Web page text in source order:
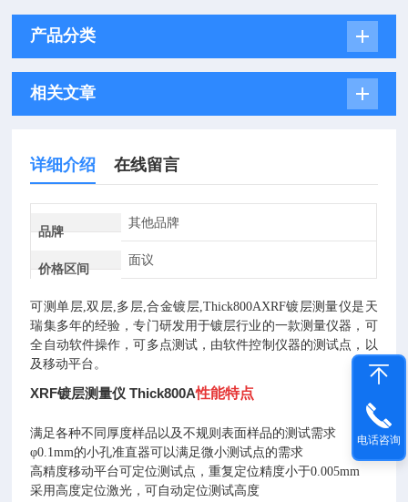
产品分类
相关文章
详细介绍 在线留言
品牌
其他品牌
价格区间
面议
可测单层,双层,多层,合金镀层,Thick800AXRF镀层测量仪是天
瑞集多年的经验，专门研发用于镀层行业的一款测量仪器，可
全自动软件操作，可多点测试，由软件控制仪器的测试点，以
及移动平台。
XRF镀层测量仪 Thick800A性能特点
满足各种不同厚度样品以及不规则表面样品的测试需求
φ0.1mm的小孔准直器可以满足微小测试点的需求
高精度移动平台可定位测试点，重复定位精度小于0.005mm
采用高度定位激光，可自动定位测试高度
电话咨询